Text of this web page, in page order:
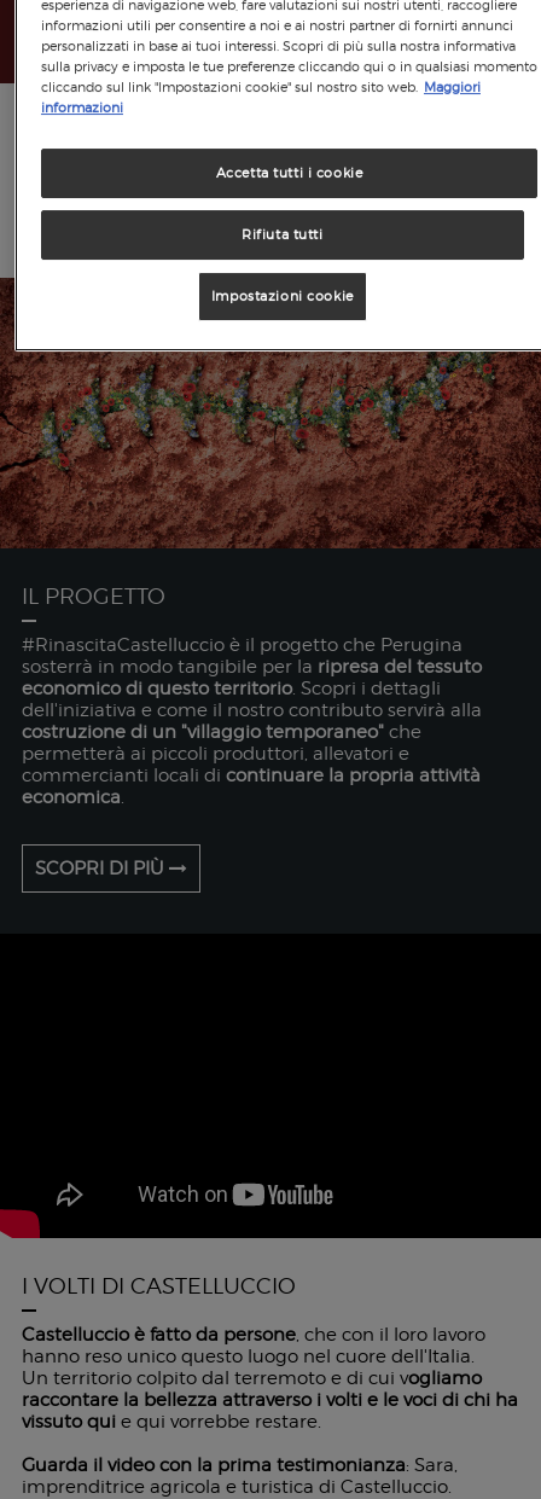
DONA ADESSO
SCOPRI DI PIÙ
IL PROGETTO
#RinascitaCastelluccio è il progetto che Perugina
sosterrà in modo tangibile per la ripresa del tessuto
economico di questo territorio. Scopri i dettagli
dell'iniziativa e come il nostro contributo servirà alla
costruzione di un "villaggio temporaneo"che
permetterà ai piccoli produttori, allevatori e
commercianti locali di continuare la propria attività
economica.
SCOPRI DI PIÙ
I VOLTI DI CASTELLUCCIO
Castelluccio è fatto da persone, che con il loro lavoro
hanno reso unico questo luogo nel cuore dell'Italia.
Un territorio colpito dal terremoto e di cui vogliamo
raccontare la bellezza attraverso i volti e le voci di chi ha
vissuto quie qui vorrebbe restare.
Guarda il video con la prima testimonianza: Sara,
imprenditrice agricola e turistica di Castelluccio.
esperienza di navigazione web, fare valutazioni sui nostri utenti, raccogliere
informazioni utili per consentire a noi e ai nostri partner di fornirti annunci
personalizzati in base ai tuoi interessi. Scopri di più sulla nostra informativa
sulla privacy e imposta le tue preferenze cliccando qui o in qualsiasi momento
cliccando sul link "Impostazioni cookie" sul nostro sito web. Maggiori
informazioni
Rifiuta tutti
Accetta tutti i cookie
Impostazioni cookie